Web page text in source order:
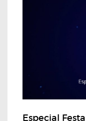
Especial